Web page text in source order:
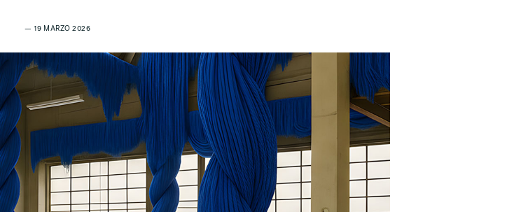
— 19 MARZO 2026